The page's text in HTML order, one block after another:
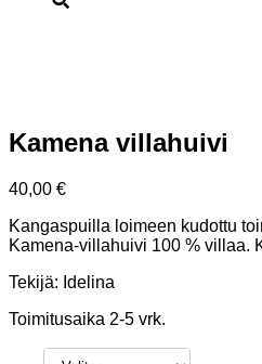
Kamena villahuivi
40,00 €
Kangaspuilla loimeen kudottu
Kamena-villahuivi 100 % villaa.
Tekijä: Idelina
Toimitusaika 2-5 vrk.